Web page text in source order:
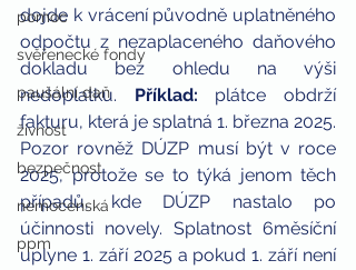
pomoc
svěřenecké fondy
paušální daň
živnost
bezpečnost
nemocenská
ppm
dojde k vrácení původně uplatněného
odpočtu z nezaplaceného daňového
dokladu bez ohledu na výši
nedoplatku. Příklad: plátce obdrží
fakturu, která je splatná 1. března 2025.
Pozor rovněž DÚZP musí být v roce
2025, protože se to týká jenom těch
případů, kde DÚZP nastalo po
účinnosti novely. Splatnost 6měsíční
uplyne 1. září 2025 a pokud 1. září není